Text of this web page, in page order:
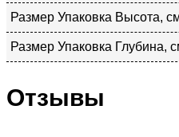
Размер Упаковка Высота,
Размер Упаковка Глубина,
Отзывы